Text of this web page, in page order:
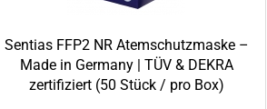
Sentias FFP2 NR Atemschutzmaske –
Made in Germany | TÜV & DEKRA
zertifiziert (50 Stück / pro Box)